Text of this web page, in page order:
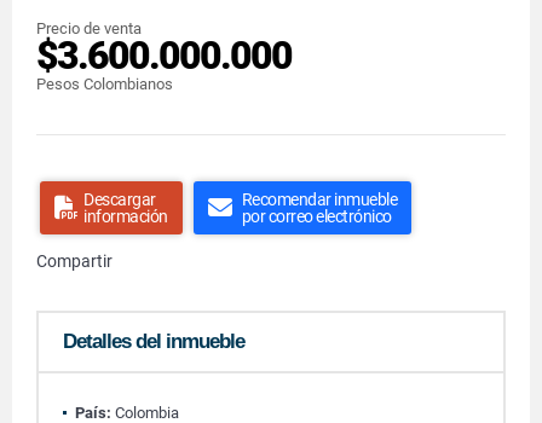
Precio de venta
$3.600.000.000
Pesos Colombianos
Descargar
información
Recomendar inmueble
por correo electrónico
Compartir
Detalles del inmueble
País: Colombia